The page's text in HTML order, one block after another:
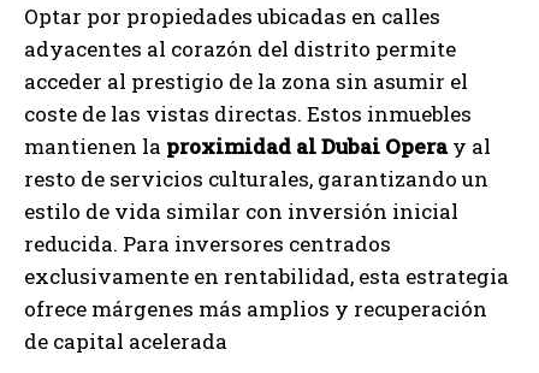
Optar por propiedades ubicadas en calles
adyacentes al corazón del distrito permite
acceder al prestigio de la zona sin asumir el
coste de las vistas directas. Estos inmuebles
mantienen la proximidad al Dubai Operay al
resto de servicios culturales, garantizando un
estilo de vida similar con inversión inicial
reducida. Para inversores centrados
exclusivamente en rentabilidad, esta estrategia
ofrece márgenes más amplios y recuperación
de capital acelerada